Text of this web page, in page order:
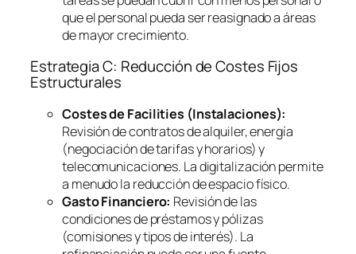
que el personal pueda ser reasignado a áreas
de mayor crecimiento.
Estrategia C: Reducción de Costes Fijos
Estructurales
Costes de Facilities (Instalaciones):
Revisión de contratos de alquiler, energía
(negociación de tarifas y horarios) y
telecomunicaciones. La digitalización permite
a menudo la reducción de espacio físico.
Gasto Financiero: Revisión de las
condiciones de préstamos y pólizas
(comisiones y tipos de interés). La